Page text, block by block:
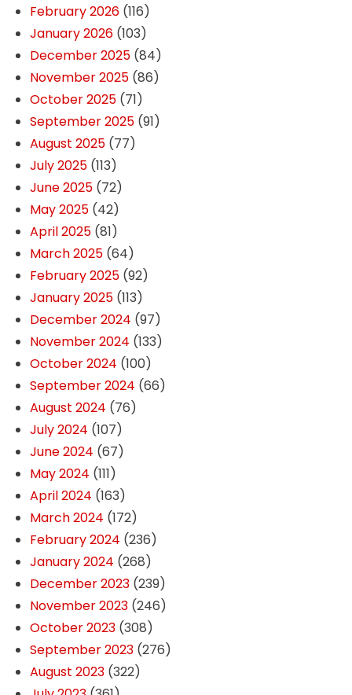
February 2026(116)
January 2026(103)
December 2025(84)
November 2025(86)
October 2025(71)
September 2025(91)
August 2025(77)
July 2025(113)
June 2025(72)
May 2025(42)
April 2025(81)
March 2025(64)
February 2025(92)
January 2025(113)
December 2024 (97)
November 2024 (133)
October 2024 (100)
September 2024 (66)
August 2024 (76)
July 2024 (107)
June 2024 (67)
May 2024 (111)
April 2024 (163)
March 2024 (172)
February 2024 (236)
January 2024 (268)
December 2023(239)
November 2023(246)
October 2023(308)
September 2023(276)
August 2023(322)